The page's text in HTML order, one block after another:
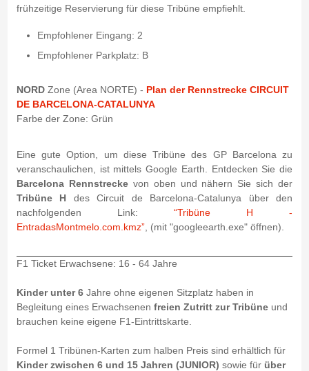
frühzeitige Reservierung für diese Tribüne empfiehlt.
Empfohlener Eingang: 2
Empfohlener Parkplatz: B
NORD Zone (Area NORTE) - Plan der Rennstrecke CIRCUIT
DE BARCELONA-CATALUNYA
Farbe der Zone: Grün
Eine gute Option, um diese Tribüne des GP Barcelona zu
veranschaulichen, ist mittels Google Earth. Entdecken Sie die
Barcelona Rennstreckevon oben und nähern Sie sich der
Tribüne H des Circuit de Barcelona-Catalunya über den
nachfolgenden Link:“Tribüne H -
EntradasMontmelo.com.kmz”, (mit "googleearth.exe" öffnen).
F1 Ticket Erwachsene: 16 - 64 Jahre
Kinder unter 6Jahre ohne eigenen Sitzplatz haben in
Begleitung eines Erwachsenen freien Zutritt zur Tribüneund
brauchen keine eigene F1-Eintrittskarte.
Formel 1 Tribünen-Karten zum halben Preis sind erhältlich für
Kinder zwischen 6 und 15 Jahren (JUNIOR) sowie für über